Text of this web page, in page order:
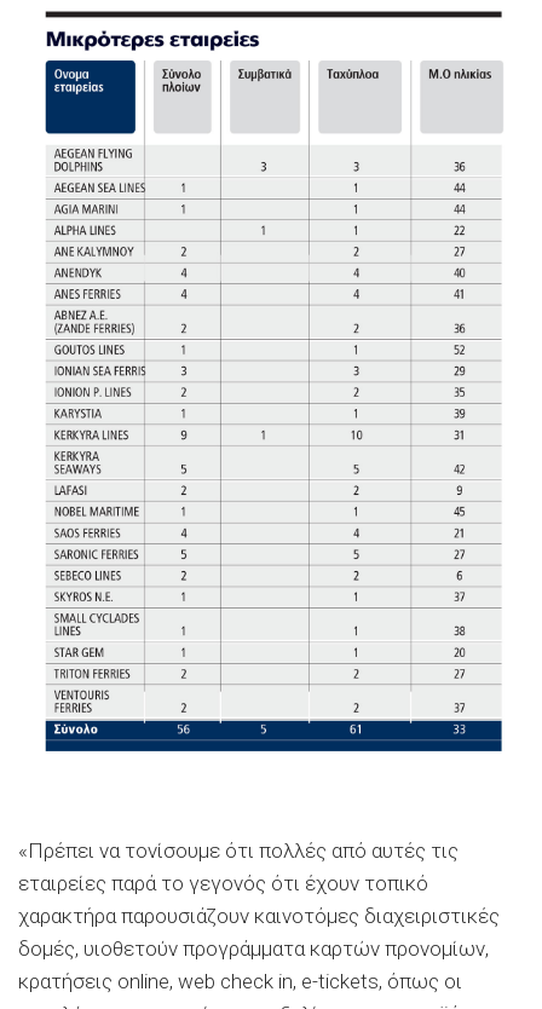
«Πρέπει να τονίσουμε ότι πολλές από αυτές τις
εταιρείες παρά το γεγονός ότι έχουν τοπικό
χαρακτήρα παρουσιάζουν καινοτόμες διαχειριστικές
δομές, υιοθετούν προγράμματα καρτών προνομίων,
κρατήσεις online, web check in, e-tickets, όπως οι